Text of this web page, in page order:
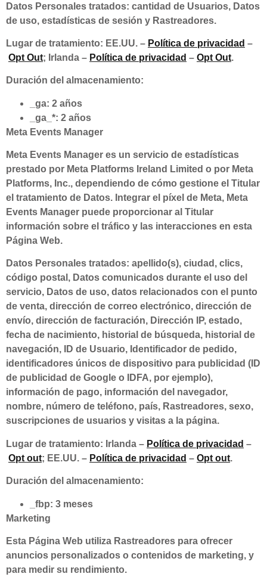
Datos Personales tratados: cantidad de Usuarios, Datos
de uso, estadísticas de sesión y Rastreadores.
Lugar de tratamiento: EE.UU. – Política de privacidad –
Opt Out; Irlanda – Política de privacidad – Opt Out.
Duración del almacenamiento:
_ga: 2 años
_ga_*: 2 años
Meta Events Manager
Meta Events Manager es un servicio de estadísticas
prestado por Meta Platforms Ireland Limited o por Meta
Platforms, Inc., dependiendo de cómo gestione el Titular
el tratamiento de Datos. Integrar el píxel de Meta, Meta
Events Manager puede proporcionar al Titular
información sobre el tráfico y las interacciones en esta
Página Web.
Datos Personales tratados: apellido(s), ciudad, clics,
código postal, Datos comunicados durante el uso del
servicio, Datos de uso, datos relacionados con el punto
de venta, dirección de correo electrónico, dirección de
envío, dirección de facturación, Dirección IP, estado,
fecha de nacimiento, historial de búsqueda, historial de
navegación, ID de Usuario, Identificador de pedido,
identificadores únicos de dispositivo para publicidad (ID
de publicidad de Google o IDFA, por ejemplo),
información de pago, información del navegador,
nombre, número de teléfono, país, Rastreadores, sexo,
suscripciones de usuarios y visitas a la página.
Lugar de tratamiento: Irlanda – Política de privacidad –
Opt out; EE.UU. – Política de privacidad – Opt out.
Duración del almacenamiento:
_fbp: 3 meses
Marketing
Esta Página Web utiliza Rastreadores para ofrecer
anuncios personalizados o contenidos de marketing, y
para medir su rendimiento.